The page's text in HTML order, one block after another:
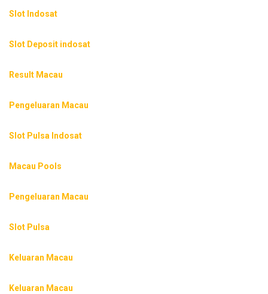
Slot Indosat
Slot Deposit indosat
Result Macau
Pengeluaran Macau
Slot Pulsa Indosat
Macau Pools
Pengeluaran Macau
Slot Pulsa
Keluaran Macau
Keluaran Macau